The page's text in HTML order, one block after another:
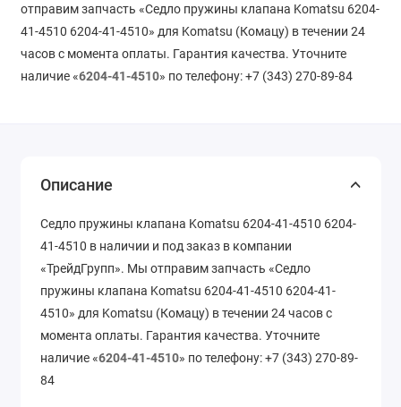
отправим запчасть «Седло пружины клапана Komatsu 6204-
41-4510 6204-41-4510» для Komatsu (Комацу) в течении 24
часов с момента оплаты. Гарантия качества. Уточните
наличие «6204-41-4510» по телефону: +7 (343) 270-89-84
Описание
Седло пружины клапана Komatsu 6204-41-4510 6204-
41-4510 в наличии и под заказ в компании
«ТрейдГрупп». Мы отправим запчасть «Седло
пружины клапана Komatsu 6204-41-4510 6204-41-
4510» для Komatsu (Комацу) в течении 24 часов с
момента оплаты. Гарантия качества. Уточните
наличие «6204-41-4510» по телефону: +7 (343) 270-89-
84